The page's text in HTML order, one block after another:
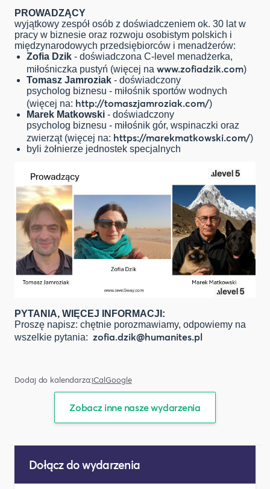
PROWADZĄCY
wyjątkowy zespół osób z doświadczeniem ok. 30 lat w
pracy w biznesie oraz rozwoju osobistym polskich i
międzynarodowych przedsiębiorców i menadżerów:
Zofia Dzik - doświadczona C-level menadżerka,
miłośniczka pustyń (więcej na www.zofiadzik.com)
Tomasz Jamroziak - doświadczony
psycholog biznesu - miłośnik sportów wodnych
(więcej na: http://tomaszjamroziak.com/)
Marek Matkowski - doświadczony
psycholog biznesu - miłośnik gór, wspinaczki oraz
zwierząt (więcej na: https://marekmatkowski.com/)
byli żołnierze jednostek specjalnych
PYTANIA, WIĘCEJ INFORMACJI:
Proszę napisz: chętnie porozmawiamy, odpowiemy na
wszelkie pytania: zofia.dzik@humanites.pl
Dodaj do kalendarza:iCalGoogle
Zobacz inne nasze wydarzenia
Dołącz do wydarzenia